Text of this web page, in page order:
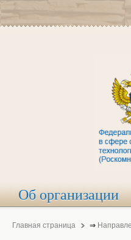
Об организации
Главная страница ⇒